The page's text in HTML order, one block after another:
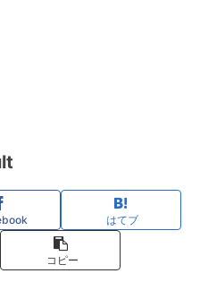
はてブ
コピー